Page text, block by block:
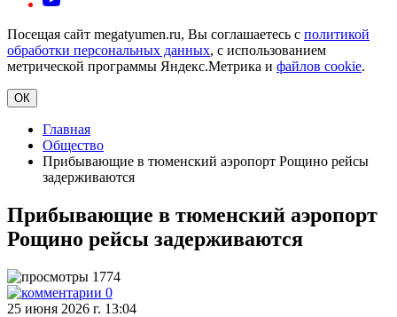
Посещая сайт megatyumen.ru, Вы соглашаетесь с политикой
обработки персональных данных, с использованием
метрической программы Яндекс.Метрика и файлов cookie.
ОК
Главная
Общество
Прибывающие в тюменский аэропорт Рощино рейсы
задерживаются
Прибывающие в тюменский аэропорт
Рощино рейсы задерживаются
1774
0
25 июня 2026 г. 13:04